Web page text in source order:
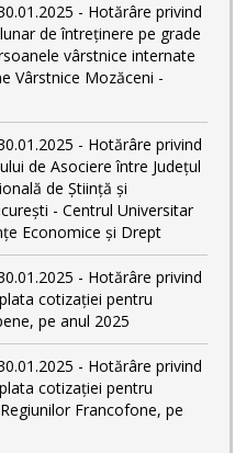
- Hotărâre privind
de întreţinere pe grade
vârstnice internate
Vârstnice Mozăceni -
- Hotărâre privind
de Asociere între Județul
de Știință și
- Centrul Universitar
Economice și Drept
- Hotărâre privind
cotizației pentru
pe anul 2025
- Hotărâre privind
cotizației pentru
Francofone, pe